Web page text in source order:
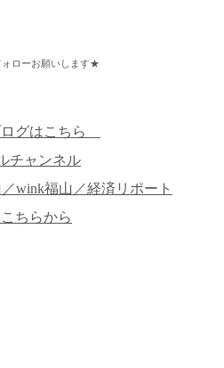
ォローお願いします★
ログはこちら
チャンネル
wink福山／経済リポート
ちらから